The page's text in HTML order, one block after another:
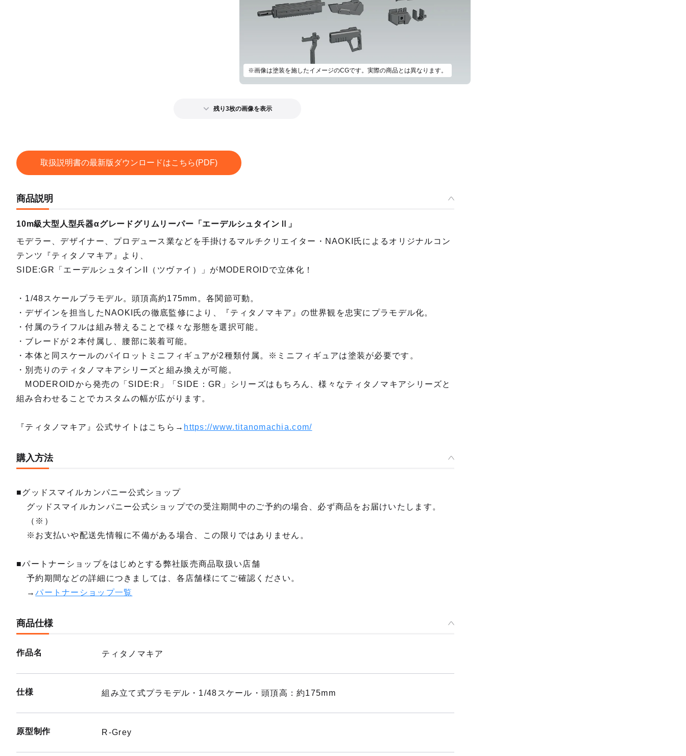
※画像は塗装を施したイメージのCGです。実際の商品とは異なります。
残り3枚の画像を表示
【再販】 MODEROID SIDE：GR エーデルシュタインⅡ(ツヴァイ) - 2025年08月発売予
予約期間：2025年03月18日~2025年04月30日まで
2025年08月発売・お1人様3点まで
予約期間：2024年02月09日~2024年05月15日まで
取扱説明書の最新版ダウンロードはこちら(PDF)
商品説明
10m級大型人型兵器αグレードグリムリーパー「エーデルシュタインⅡ」
モデラー、デザイナー、プロデュース業などを手掛けるマルチクリエイター・NAOKI氏によるオリジナルコン
テンツ『ティタノマキア』より、
SIDE:GR「エーデルシュタインII（ツヴァイ）」がMODEROIDで立体化！
・1/48スケールプラモデル。頭頂高約175mm。各関節可動。
・デザインを担当したNAOKI氏の徹底監修により、『ティタノマキア』の世界観を忠実にプラモデル化。
・付属のライフルは組み替えることで様々な形態を選択可能。
・ブレードが２本付属し、腰部に装着可能。
・本体と同スケールのパイロットミニフィギュアが2種類付属。※ミニフィギュアは塗装が必要です。
・別売りのティタノマキアシリーズと組み換えが可能。
MODEROIDから発売の「SIDE:R」「SIDE：GR」シリーズはもちろん、様々なティタノマキアシリーズと
組み合わせることでカスタムの幅が広がります。
『ティタノマキア』公式サイトはこちら→ https://www.titanomachia.com/
購入方法
■グッドスマイルカンパニー公式ショップ
グッドスマイルカンパニー公式ショップでの受注期間中のご予約の場合、必ず商品をお届けいたします。
（※）
※お支払いや配送先情報に不備がある場合、この限りではありません。
■パートナーショップをはじめとする弊社販売商品取扱い店舗
予約期間などの詳細につきましては、各店舗様にてご確認ください。
→パートナーショップ一覧
商品仕様
作品名 ティタノマキア
仕様 組み立て式プラモデル・1/48スケール・頭頂高：約175mm
原型制作 R-Grey